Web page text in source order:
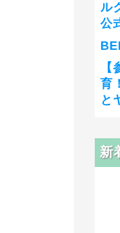
ル
公
育
と
新